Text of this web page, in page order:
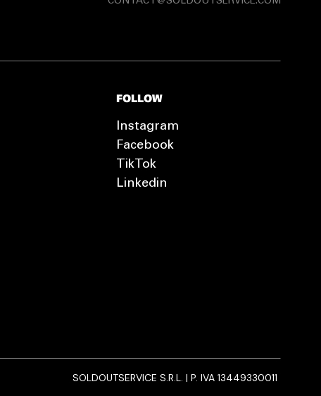
FOLLOW
Instagram
Facebook
TikTok
Linkedin
SOLDOUTSERVICE S.R.L. | P. IVA 13449330011